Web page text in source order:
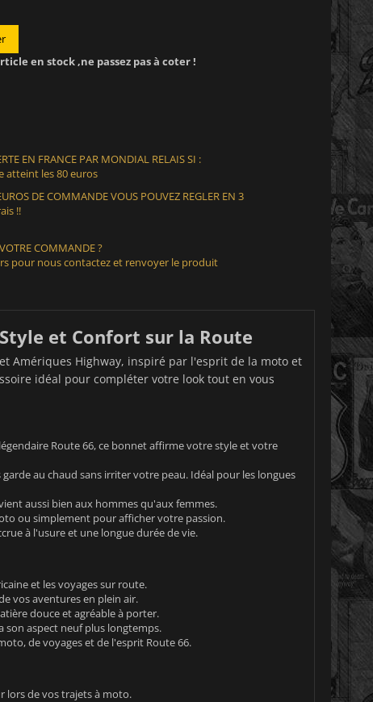
en stock ,ne passez pas à coter !
EN FRANCE PAR MONDIAL RELAIS SI :
atteint les 80 euros
DE COMMANDE VOUS POUVEZ REGLER EN 3
!!
COMMANDE ?
pour nous contactez et renvoyer le produit
et Confort sur la Route
Amériques Highway, inspiré par l'esprit de la moto et
idéal pour compléter votre look tout en vous
Route 66, ce bonnet affirme votre style et votre
au chaud sans irriter votre peau. Idéal pour les longues
aussi bien aux hommes qu'aux femmes.
ou simplement pour afficher votre passion.
à l'usure et une longue durée de vie.
et les voyages sur route.
vos aventures en plein air.
douce et agréable à porter.
son aspect neuf plus longtemps.
de voyages et de l'esprit Route 66.
lors de vos trajets à moto.